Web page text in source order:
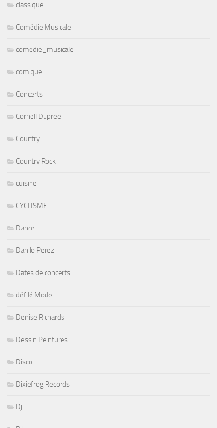
classique
Comédie Musicale
comedie_musicale
comique
Concerts
Cornell Dupree
Country
Country Rock
cuisine
CYCLISME
Dance
Danilo Perez
Dates de concerts
défilé Mode
Denise Richards
Dessin Peintures
Disco
Dixiefrog Records
Dj